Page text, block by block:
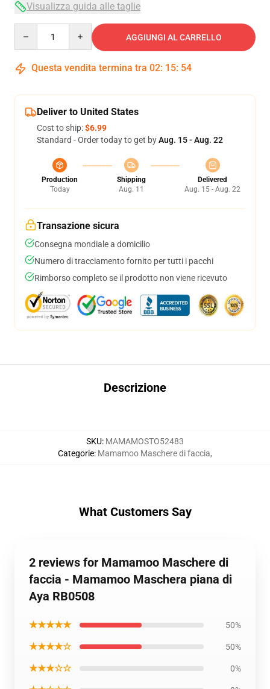
Visualizza guida alle taglie
AGGIUNGI AL CARRELLO
Questa vendita termina tra 02: 15: 54
Deliver to United States
Cost to ship:$6.99
Standard - Order today to get byAug. 15 - Aug. 22
Production
Today
Shipping
Aug. 11
Delivered
Aug. 15 - Aug. 22
Transazione sicura
Consegna mondiale a domicilio
Numero di tracciamento fornito per tutti i pacchi
Rimborso completo se il prodotto non viene ricevuto
Descrizione
SKU: MAMAMOSTO52483
Categorie: Mamamoo Maschere di faccia,
What Customers Say
2 reviews for Mamamoo Maschere di
faccia - Mamamoo Maschera piana di
Aya RB0508
★★★★★ 50%
★★★★☆ 50%
★★★☆☆ 0%